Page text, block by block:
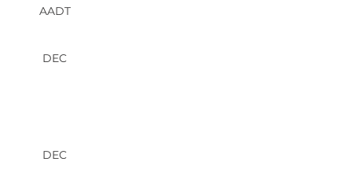
DEC
AADT
DEC